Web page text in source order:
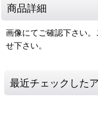
商品詳細
画像にてご確認下さい
せ下さい。
最近チェックした